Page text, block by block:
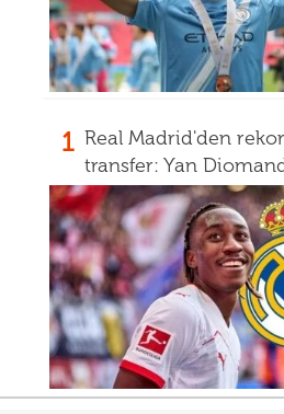
1 Real Madrid'den rekor
transfer: Yan